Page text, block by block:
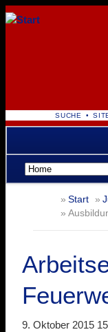
NAVIGATION
SUCHE
Navigation
überspringen
Start
9. Oktober 2015